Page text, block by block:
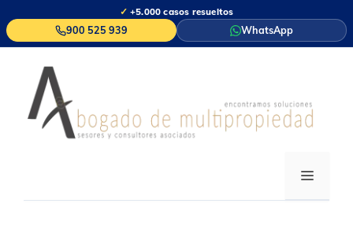
al
contenido
✓ +5.000 casos resueltos
900 525 939 WhatsApp
MENÚ